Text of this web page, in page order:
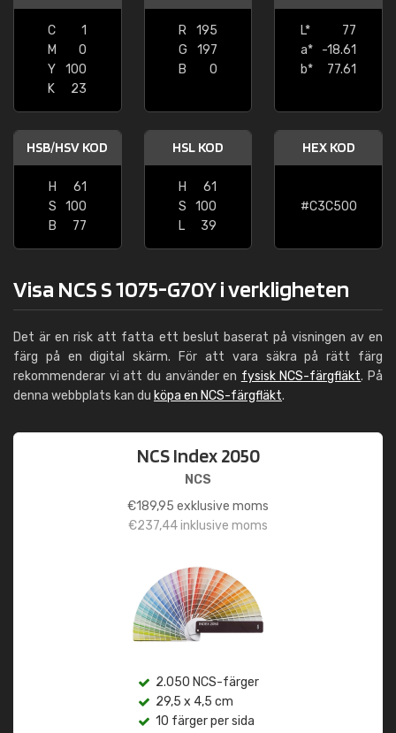
C
1
M
0
Y
100
K
23
R
195
G
197
B
0
L*
77
a*
-18.61
b*
77.61
HSB/HSV KOD
H
61
S
100
B
77
HSL KOD
H
61
S
100
L
39
HEX KOD
#C3C500
Visa NCS S 1075-G70Y i verkligheten
Det är en risk att fatta ett beslut baserat på visningen av en
färg på en digital skärm. För att vara säkra på rätt färg
rekommenderar vi att du använder en fysisk NCS-färgfläkt. På
denna webbplats kan du köpa en NCS-färgfläkt.
NCS Index 2050
NCS
€189,95 exklusive moms
€237,44inklusive moms
2.050 NCS-färger
29,5 x 4,5 cm
10 färger per sida